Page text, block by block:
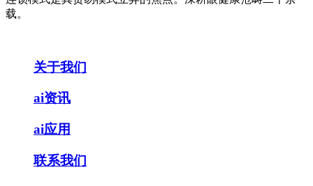
载。
关于我们
ai资讯
ai应用
联系我们